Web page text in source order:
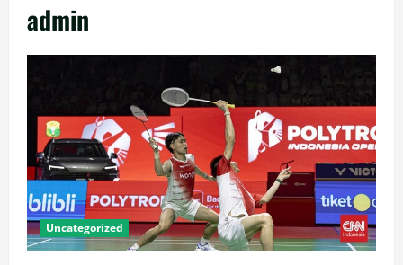
admin
Uncategorized